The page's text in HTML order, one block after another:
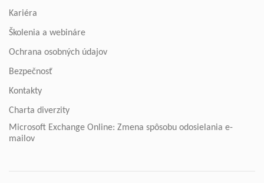
Kariéra
Školenia a webináre
Ochrana osobných údajov
Bezpečnosť
Kontakty
Charta diverzity
Microsoft Exchange Online: Zmena spôsobu odosielania e-
mailov